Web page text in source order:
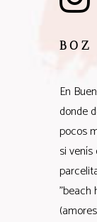
En
donde
pocos
si
"beach